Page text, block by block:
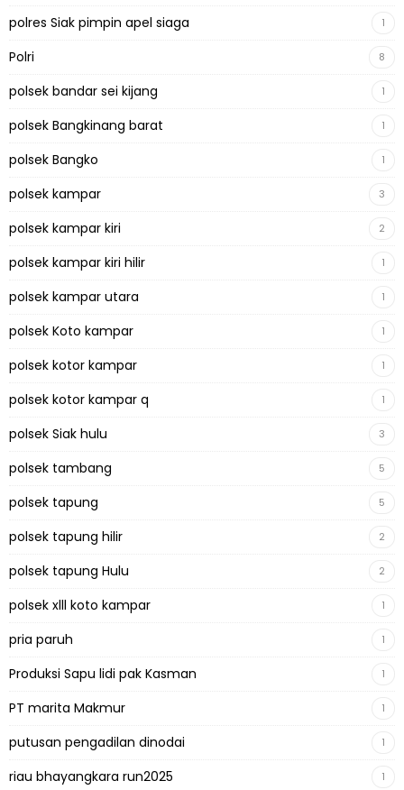
polres Siak pimpin apel siaga 1
Polri 8
polsek bandar sei kijang 1
polsek Bangkinang barat 1
polsek Bangko 1
polsek kampar 3
polsek kampar kiri 2
polsek kampar kiri hilir 1
polsek kampar utara 1
polsek Koto kampar 1
polsek kotor kampar 1
polsek kotor kampar q 1
polsek Siak hulu 3
polsek tambang 5
polsek tapung 5
polsek tapung hilir 2
polsek tapung Hulu 2
polsek xlll koto kampar 1
pria paruh 1
Produksi Sapu lidi pak Kasman 1
PT marita Makmur 1
putusan pengadilan dinodai 1
riau bhayangkara run2025 1